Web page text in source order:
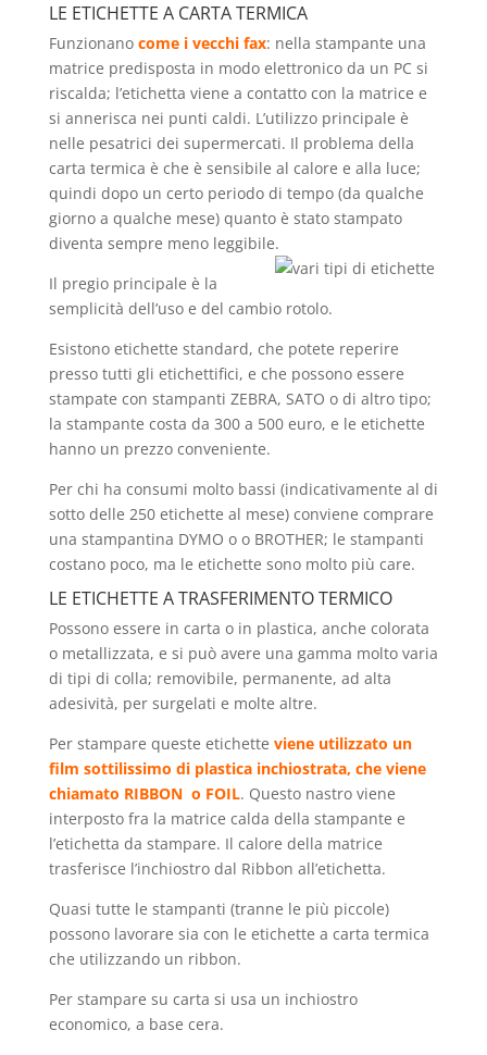
LE ETICHETTE A CARTA TERMICA
Funzionano come i vecchi fax: nella stampante una
matrice predisposta in modo elettronico da un PC si
riscalda; l’etichetta viene a contatto con la matrice e
si annerisca nei punti caldi. L’utilizzo principale è
nelle pesatrici dei supermercati. Il problema della
carta termica è che è sensibile al calore e alla luce;
quindi dopo un certo periodo di tempo (da qualche
giorno a qualche mese) quanto è stato stampato
diventa sempre meno leggibile.
Il pregio principale è la
semplicità dell’uso e del cambio rotolo.
Esistono etichette standard, che potete reperire
presso tutti gli etichettifici, e che possono essere
stampate con stampanti ZEBRA, SATO o di altro tipo;
la stampante costa da 300 a 500 euro, e le etichette
hanno un prezzo conveniente.
Per chi ha consumi molto bassi (indicativamente al di
sotto delle 250 etichette al mese) conviene comprare
una stampantina DYMO o o BROTHER; le stampanti
costano poco, ma le etichette sono molto più care.
LE ETICHETTE A TRASFERIMENTO TERMICO
Possono essere in carta o in plastica, anche colorata
o metallizzata, e si può avere una gamma molto varia
di tipi di colla; removibile, permanente, ad alta
adesività, per surgelati e molte altre.
Per stampare queste etichette viene utilizzato un
film sottilissimo di plastica inchiostrata, che viene
chiamato RIBBON o FOIL. Questo nastro viene
interposto fra la matrice calda della stampante e
l’etichetta da stampare. Il calore della matrice
trasferisce l’inchiostro dal Ribbon all’etichetta.
Quasi tutte le stampanti (tranne le più piccole)
possono lavorare sia con le etichette a carta termica
che utilizzando un ribbon.
Per stampare su carta si usa un inchiostro
economico, a base cera.